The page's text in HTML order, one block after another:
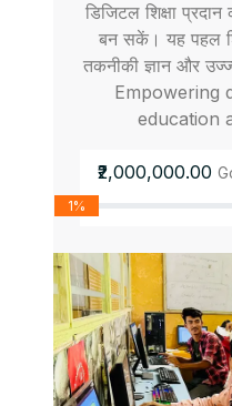
डिजिटल शिक्षा
बन सकें। यह पहल
तकनीकी ज्ञान और
Empowering
education
₹2,000,000.00
1%